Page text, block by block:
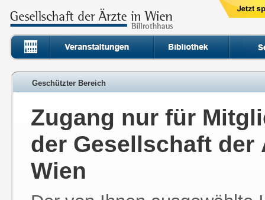
Geschützter Bereich
Zugang nur für
der Gesellschaft der
Wien